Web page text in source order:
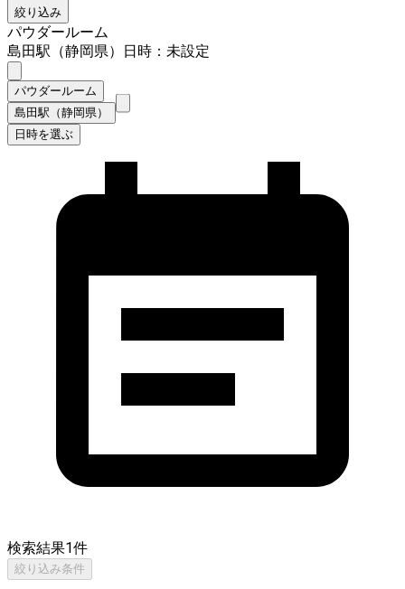
絞り込み
パウダールーム
島田駅（静岡県）
日時：未設定
パウダールーム
島田駅（静岡県）
日時を選ぶ
検索結果1件
絞り込み条件